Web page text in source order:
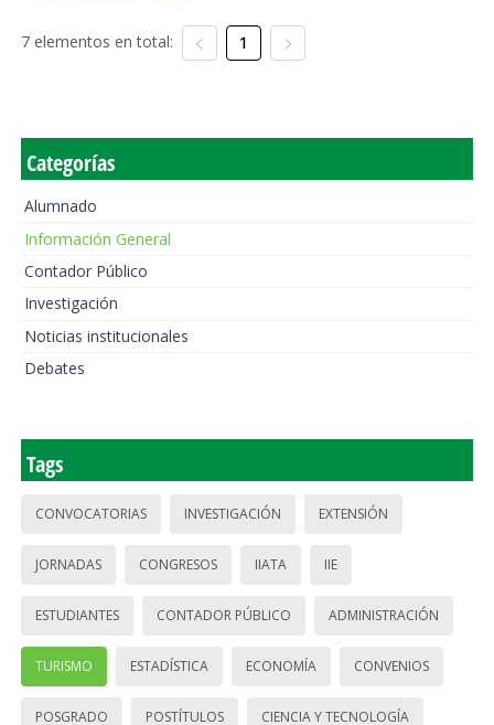
7 elementos en total: 1
Categorías
Alumnado
Información General
Contador Público
Investigación
Noticias institucionales
Debates
Tags
CONVOCATORIAS INVESTIGACIÓN EXTENSIÓN
JORNADAS CONGRESOS IIATA IIE
ESTUDIANTES CONTADOR PÚBLICO ADMINISTRACIÓN
TURISMO ESTADÍSTICA ECONOMÍA CONVENIOS
POSGRADO POSTÍTULOS CIENCIA Y TECNOLOGÍA